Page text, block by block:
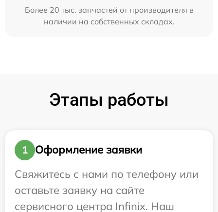
Более 20 тыс. запчастей от производителя в
наличии на собственных складах.
Этапы работы
1
Оформление заявки
Свяжитесь с нами по телефону или
оставьте заявку на сайте
сервисного центра Infinix. Наш